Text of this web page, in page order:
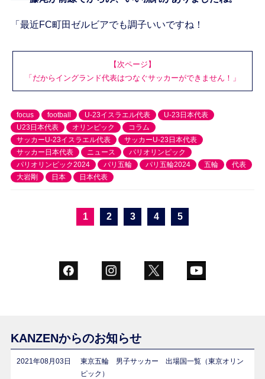
「最近FC町田ゼルビアでも調子いいですね！
【次ページ】
「だからイングランド代表はつなぐサッカーができません！」
focus football U-23イスラエル代表
U-23日本代表
U23日本代表
オリンピック
コラム
サッカーU-23イスラエル代表
サッカーU-23日本代表
サッカー日本代表
ニュース
パリオリンピック
パリオリンピック2024
パリ五輪 パリ五輪2024 五輪
代表
大岩剛
日本 日本代表
1 2 3 4 5
KANZENからのお知らせ
2021年08月03日
東京五輪 男子サッカー 出場国一覧（東京オリン
ピック）